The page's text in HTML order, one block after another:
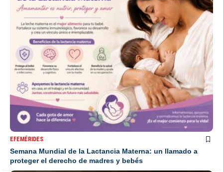
EFEMÉRIDES
Semana Mundial de la Lactancia Materna: un llamado a
proteger el derecho de madres y bebés